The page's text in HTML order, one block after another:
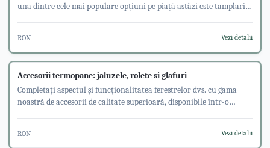
una dintre cele mai populare opțiuni pe piață astăzi este tamplaria
atât de populară pentru proprietarii de case din întreaga lume?
Vom explora aceste întrebări și vom oferi sfaturi despre cum să
RON Vezi detalii
Accesorii termopane: jaluzele, rolete si glafuri
Completați aspectul și funcționalitatea ferestrelor dvs. cu gama
noastră de accesorii de calitate superioară, disponibile într-o
RON Vezi detalii